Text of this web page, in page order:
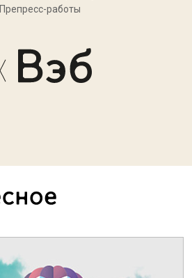
Препресс-работы